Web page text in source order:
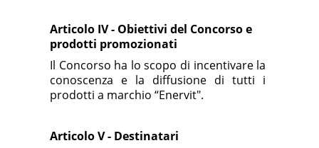
Articolo IV - Obiettivi del Concorso e
prodotti promozionati
Il Concorso ha lo scopo di incentivare la
conoscenza e la diffusione di tutti i
prodotti a marchio “Enervit".
Articolo V - Destinatari